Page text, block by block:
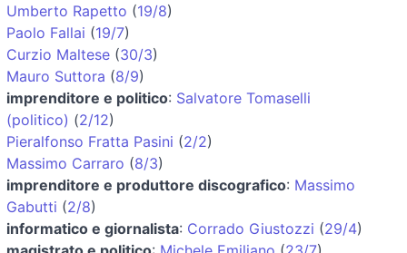
Umberto Rapetto (19/8)
Paolo Fallai (19/7)
Curzio Maltese (30/3)
Mauro Suttora (8/9)
imprenditore e politico: Salvatore Tomaselli
(politico) (2/12)
Pieralfonso Fratta Pasini (2/2)
Massimo Carraro (8/3)
imprenditore e produttore discografico: Massimo
Gabutti (2/8)
informatico e giornalista: Corrado Giustozzi (29/4)